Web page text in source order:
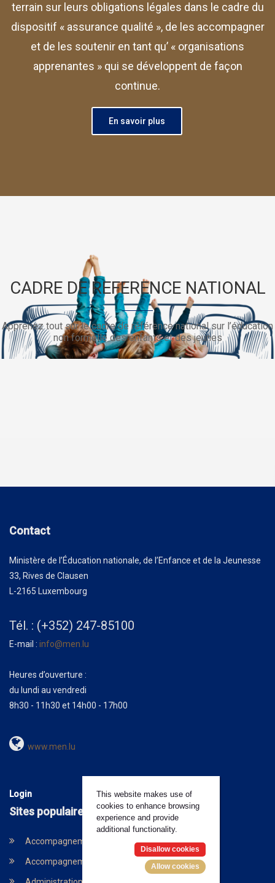
terrain sur leurs obligations légales dans le cadre du
dispositif « assurance qualité », de les accompagner
et de les soutenir en tant qu’ « organisations
apprenantes » qui se développent de façon
continue.
En savoir plus
CADRE DE REFERENCE NATIONAL
Apprenez tout sur le cadre de référence national sur l’éducation
non formelle des enfants et des jeunes
Contact
Ministère de l’Éducation nationale, de l’Enfance et de la Jeunesse
33, Rives de Clausen
L-2165 Luxembourg
Tél. : (+352) 247-85100
E-mail : info@men.lu
Heures d’ouverture :
du lundi au vendredi
8h30 - 11h30 et 14h00 - 17h00
www.men.lu
Login
Sites populaires
Accompagnement psycho-social et scolaire
Accompagnement socio-éducatif
This website makes use of
cookies to enhance browsing
experience and provide
additional functionality.
Disallow cookies
Allow cookies